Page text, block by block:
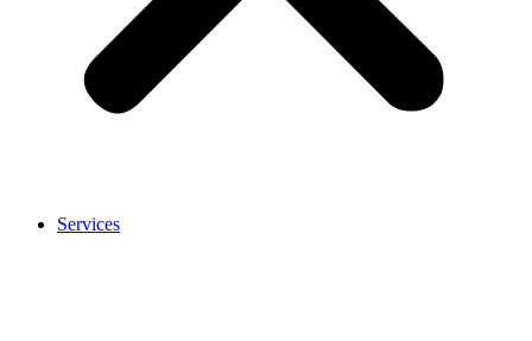
Services